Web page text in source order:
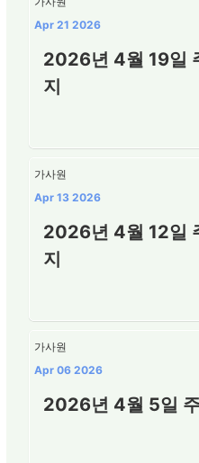
Apr 21 2026
2026년 4월 19일
지
가사원
Apr 13 2026
2026년 4월 12일
지
가사원
Apr 06 2026
2026년 4월 5일